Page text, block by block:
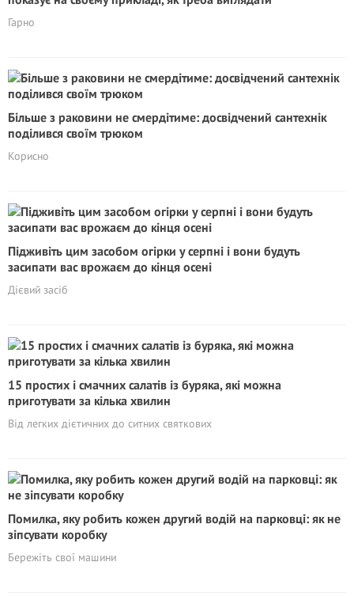
Гарно
Більше з раковини не смердітиме: досвідчений сантехнік
поділився своїм трюком
Корисно
Підживіть цим засобом огірки у серпні і вони будуть
засипати вас врожаєм до кінця осені
Дієвий засіб
15 простих і смачних салатів із буряка, які можна
приготувати за кілька хвилин
Від легких дієтичних до ситних святкових
Помилка, яку робить кожен другий водій на парковці: як не
зіпсувати коробку
Бережіть свої машини